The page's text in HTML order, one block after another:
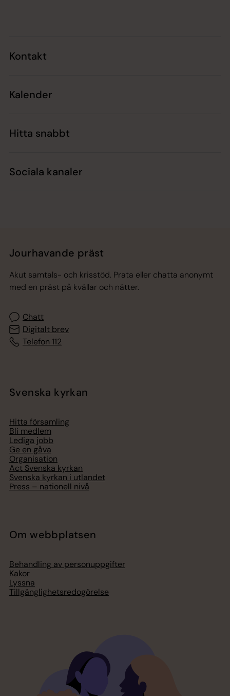
Kontakt
Kalender
Hitta snabbt
Sociala kanaler
Jourhavande präst
Akut samtals- och krisstöd. Prata eller chatta anonymt
med en präst på kvällar och nätter.
Chatt
Digitalt brev
Telefon 112
Svenska kyrkan
Hitta församling
Bli medlem
Lediga jobb
Ge en gåva
Organisation
Act Svenska kyrkan
Svenska kyrkan i utlandet
Press – nationell nivå
Om webbplatsen
Behandling av personuppgifter
Kakor
Lyssna
Tillgänglighetsredogörelse